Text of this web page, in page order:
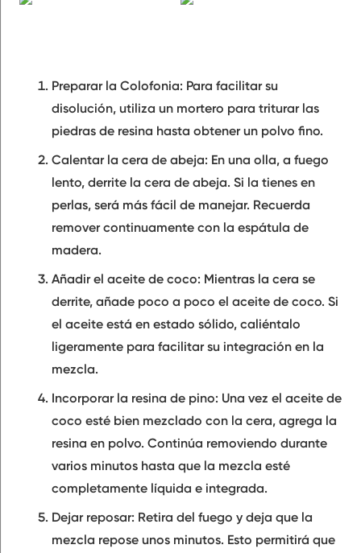
Preparar la Colofonia: Para facilitar su
disolución, utiliza un mortero para triturar las
piedras de resina hasta obtener un polvo fino.
Calentar la cera de abeja: En una olla, a fuego
lento, derrite la cera de abeja. Si la tienes en
perlas, será más fácil de manejar. Recuerda
remover continuamente con la espátula de
madera.
Añadir el aceite de coco: Mientras la cera se
derrite, añade poco a poco el aceite de coco. Si
el aceite está en estado sólido, caliéntalo
ligeramente para facilitar su integración en la
mezcla.
Incorporar la resina de pino: Una vez el aceite de
coco esté bien mezclado con la cera, agrega la
resina en polvo. Continúa removiendo durante
varios minutos hasta que la mezcla esté
completamente líquida e integrada.
Dejar reposar: Retira del fuego y deja que la
mezcla repose unos minutos. Esto permitirá que